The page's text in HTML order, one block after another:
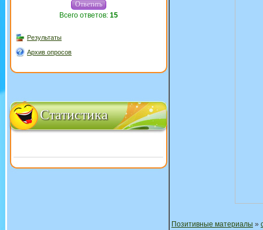
Всего ответов: 15
Результаты
Архив опросов
Статистика
Позитивные материалы »